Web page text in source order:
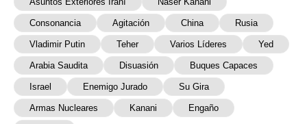
Consonancia Agitación China Rusia
Vladimir Putin Teher Varios Líderes Yed
Arabia Saudita Disuasión Buques Capaces
Israel Enemigo Jurado Su Gira
Armas Nucleares Kanani Engaño